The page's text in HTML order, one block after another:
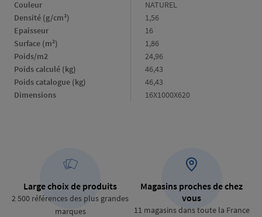
Couleur
Couleur
NATUREL
Densité (g/cm³)
Densité
(g/cm³)
1,56
Epaisseur
Epaisseur
16
Surface (m²)
Surface
(m²)
1,86
Poids/m2
Poids/m2
24,96
Poids calculé (kg)
Poids
calculé
(kg)
46,43
Poids catalogue (kg)
Poids
catalogue
(kg)
46,43
Dimensions
Dimensions
16X1000X620
Large choix de produits
2 500 références des plus grandes
marques
Magasins proches de chez
vous
11 magasins dans toute la France